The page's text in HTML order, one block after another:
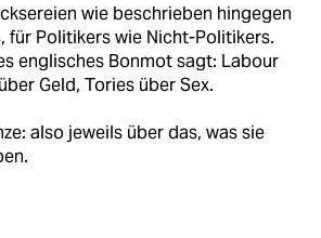
wie beschrieben hingegen
für Politikers wie Nicht-Politikers.
englisches Bonmot sagt: Labour
Geld, Tories über Sex.
also jeweils über das, was sie